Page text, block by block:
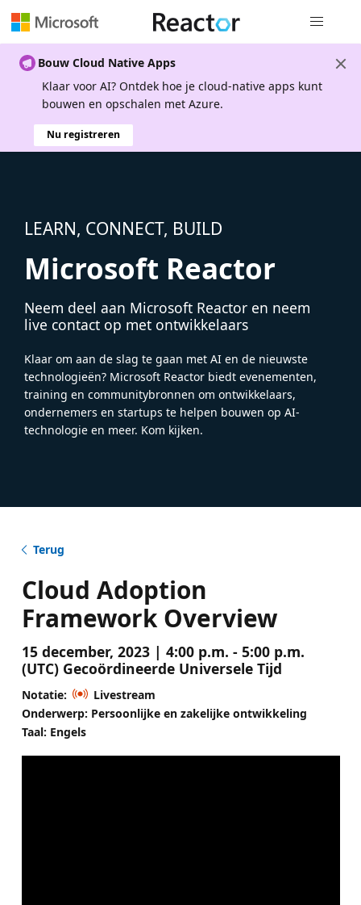
Bouw Cloud Native Apps
Klaar voor AI? Ontdek hoe je cloud-native apps kunt
bouwen en opschalen met Azure.
Nu registreren
LEARN, CONNECT, BUILD
Microsoft Reactor
Neem deel aan Microsoft Reactor en neem
live contact op met ontwikkelaars
Klaar om aan de slag te gaan met AI en de nieuwste
technologieën? Microsoft Reactor biedt evenementen,
training en communitybronnen om ontwikkelaars,
ondernemers en startups te helpen bouwen op AI-
technologie en meer. Kom kijken.
Terug
Cloud Adoption
Framework Overview
15 december, 2023 | 4:00 p.m. - 5:00 p.m.
(UTC) Gecoördineerde Universele Tijd
Notatie:
Livestream
Onderwerp: Persoonlijke en zakelijke ontwikkeling
Taal: Engels